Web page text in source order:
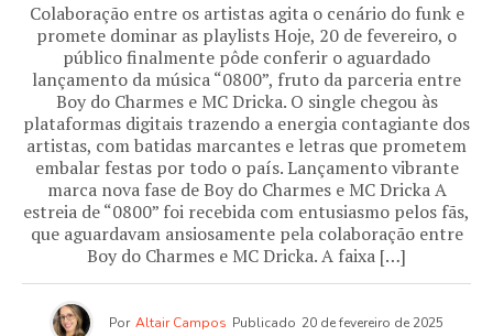
Colaboração entre os artistas agita o cenário do funk e
promete dominar as playlists Hoje, 20 de fevereiro, o
público finalmente pôde conferir o aguardado
lançamento da música “0800”, fruto da parceria entre
Boy do Charmes e MC Dricka. O single chegou às
plataformas digitais trazendo a energia contagiante dos
artistas, com batidas marcantes e letras que prometem
embalar festas por todo o país. Lançamento vibrante
marca nova fase de Boy do Charmes e MC Dricka A
estreia de “0800” foi recebida com entusiasmo pelos fãs,
que aguardavam ansiosamente pela colaboração entre
Boy do Charmes e MC Dricka. A faixa […]
Por Altair Campos Publicado 20 de fevereiro de 2025